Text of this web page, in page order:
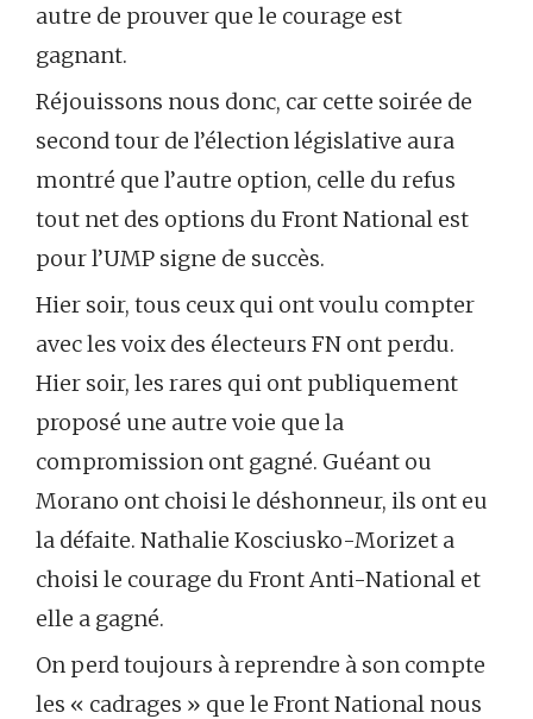
autre de prouver que le courage est
gagnant.
Réjouissons nous donc, car cette soirée de
second tour de l’élection législative aura
montré que l’autre option, celle du refus
tout net des options du Front National est
pour l’UMP signe de succès.
Hier soir, tous ceux qui ont voulu compter
avec les voix des électeurs FN ont perdu.
Hier soir, les rares qui ont publiquement
proposé une autre voie que la
compromission ont gagné. Guéant ou
Morano ont choisi le déshonneur, ils ont eu
la défaite. Nathalie Kosciusko-Morizet a
choisi le courage du Front Anti-National et
elle a gagné.
On perd toujours à reprendre à son compte
les « cadrages » que le Front National nous